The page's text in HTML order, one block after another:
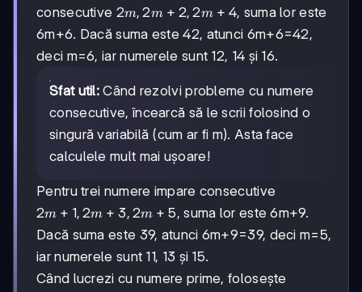
consecutive 2m,
2m+2,
2m+4
2m, 2m + 2, 2m + 4, suma lor este
6m+6. Dacă suma este 42, atunci 6m+6=42,
deci m=6, iar numerele sunt 12, 14 și 16.
Sfat util: Când rezolvi probleme cu numere
consecutive, încearcă să le scrii folosind o
singură variabilă (cum ar fi m). Asta face
calculele mult mai ușoare!
Pentru trei numere impare consecutive
2m+1,
2m+3,
2m+5
2m + 1, 2m + 3, 2m + 5, suma lor este 6m+9.
Dacă suma este 39, atunci 6m+9=39, deci m=5,
iar numerele sunt 11, 13 și 15.
Când lucrezi cu numere prime, folosește